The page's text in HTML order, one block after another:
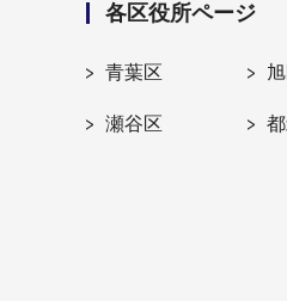
各区役所ページ
青葉区
瀬谷区